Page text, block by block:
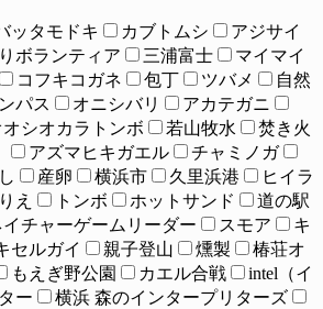
ッタモドキ カブトムシ
アジサイ
ボランティア 三浦富士
マイマイ
コフキコガネ 包丁 ツバメ
自然
パス オニシバリ
アカテガニ
オシオカラトンボ 若山牧水
焚き火
アズマヒキガエル
チャミノガ
産卵 横浜市 久里浜港
ヒイラ
え トンボ ホットサンド
道の駅
イチャーゲームリーダー スモア
キ
セルガイ 親子登山 燻製
椿荘オ
もえぎ野公園 カエル合戦
intel（イ
ー
横浜 森のインタープリターズ